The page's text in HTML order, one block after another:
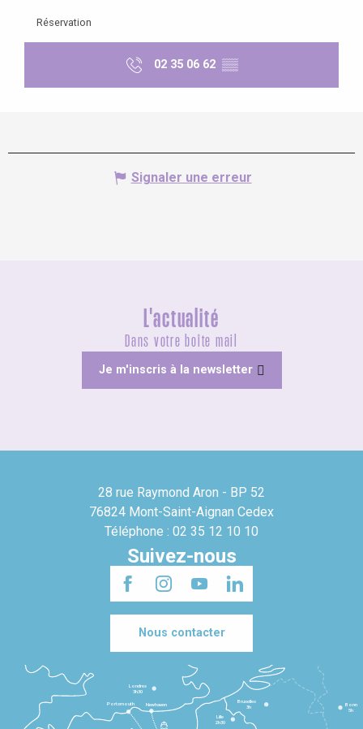
Réservation
02 35 06 62 ▒▒
Signaler une erreur
L'actualité
Dans votre boîte mail
Je m'inscris à la newsletter
28 rue Raymond Aron - BP 52
76824 Mont-Saint-Aignan Cedex
Téléphone : 02 35 12 10 10
Suivez-nous
Nous contacter
Lille
2h30
Bruxelles
3h
Londres
3h30
Newhaven
Portsmouth
Bonn
5h